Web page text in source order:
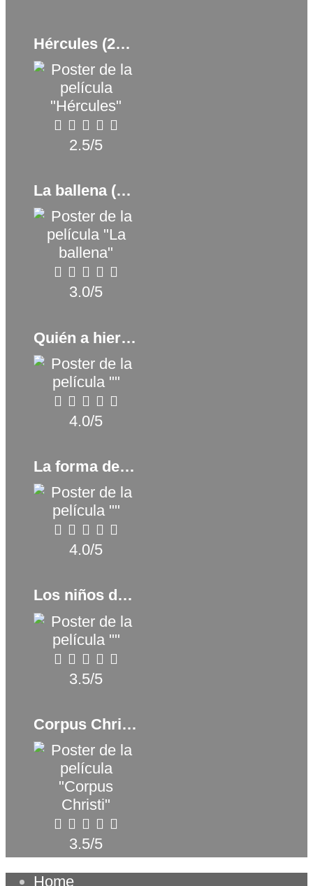
Hércules (2014)
2.5/5
La ballena (The Whale) (2022)
3.0/5
Quién a hierro mata (2017)
4.0/5
La forma del agua (2017)
4.0/5
Los niños de Winton (2023)
3.5/5
Corpus Christi (2019)
3.5/5
Home